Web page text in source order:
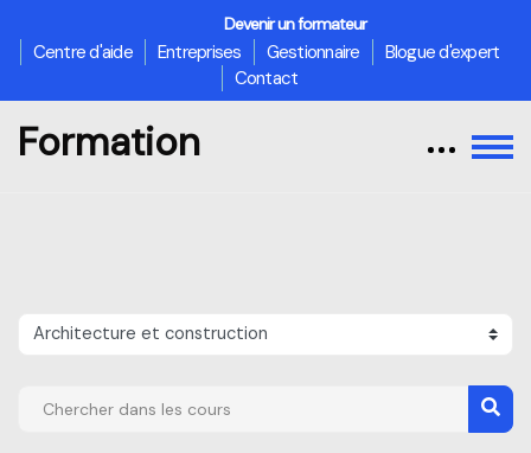
Devenir un formateur
Centre d'aide Entreprises Gestionnaire
Blogue d'expert
Contact
Formation
Catégories de cours